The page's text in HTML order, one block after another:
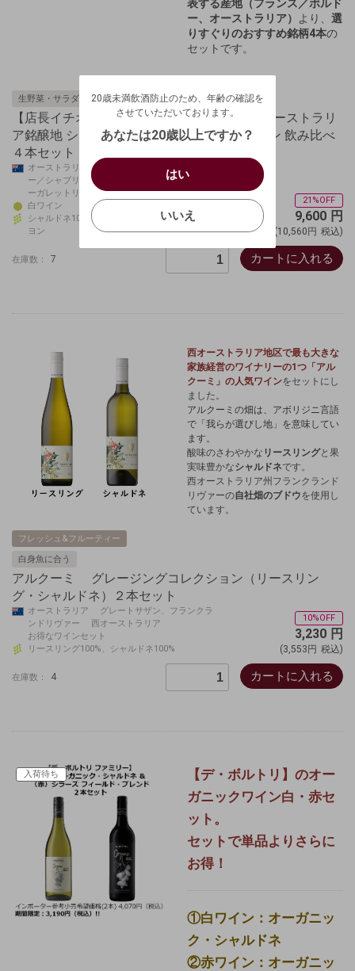
表する産地（フランス／ボルド
ー、オーストラリア）
より、 選
りすぐりのおすすめ銘柄4本の
セットです。
生野菜・サラダに合う
【店長イチオシ】シャブリ入り！フランス&オーストラリ
ア銘醸地 シャルドネ／ソーヴィニヨン・ブラン 飲み比べ
４本セット
オーストラリア／フランス バロッサ・ヴァレ
ー／シャブリ／ボルドー／西オーストラリア（マ
ーガレットリバー）
白ワイン
シャルドネ100％、ソーヴィニョン・ブラン、セミ
ヨン
21%OFF
9,600 円
(10,560円 税込)
在庫数： 7 カートに入れる
西オーストラリア地区で最も大きな
家族経営のワイナリーの1つ「アル
クーミ」の人気ワインをセットにし
ました。
アルクーミの畑は、アボリジニ言語
で「我らが選びし地」を意味してい
ます。
酸味のさわやかな リースリングと果
実味豊かなシャルドネです。
西オーストラリア州フランクランド
リヴァーの自社畑のブドウを使用し
ています。
フレッシュ&フルーティー
白身魚に合う
アルクーミ グレージングコレクション（リースリン
グ・シャルドネ）２本セット
オーストラリア グレートサザン、フランクラ
ンドリヴァー 西オーストラリア
お得なワインセット
リースリング100%、シャルドネ100%
10%OFF
3,230 円
(3,553円 税込)
在庫数： 4 カートに入れる
入荷待ち
【デ・ボルトリ】のオー
ガニックワイン白・赤セ
ット。
セットで単品よりさらに
お得！
①白ワイン：オーガニッ
ク・シャルドネ
②赤ワイン：オーガニッ
お買い物を続ける カートへ進む
20歳未満飲酒防止のため、年齢の確認を
させていただいております。
あなたは20歳以上ですか？
はい
いいえ
生年月日を入力してください。
西暦
/
確認する
ログアウトします。よろしいですか？
いいえ